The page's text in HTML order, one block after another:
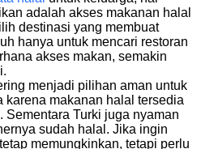
adalah akses makanan halal
destinasi yang membuat
hanya untuk mencari restoran
akses makan, semakin
menjadi pilihan aman untuk
makanan halal tersedia
Sementara Turki juga nyaman
sudah halal. Jika ingin
memungkinkan, tetapi perlu